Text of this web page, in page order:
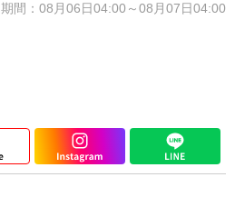
期間：08月06日04:00～08月07日04:00